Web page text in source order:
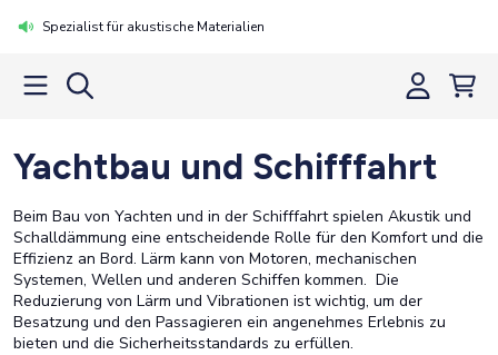
Spezialist für akustische Materialien
Yachtbau und Schifffahrt
Beim Bau von Yachten und in der Schifffahrt spielen Akustik und
Schalldämmung eine entscheidende Rolle für den Komfort und die
Effizienz an Bord. Lärm kann von Motoren, mechanischen
Systemen, Wellen und anderen Schiffen kommen. Die
Reduzierung von Lärm und Vibrationen ist wichtig, um der
Besatzung und den Passagieren ein angenehmes Erlebnis zu
bieten und die Sicherheitsstandards zu erfüllen.